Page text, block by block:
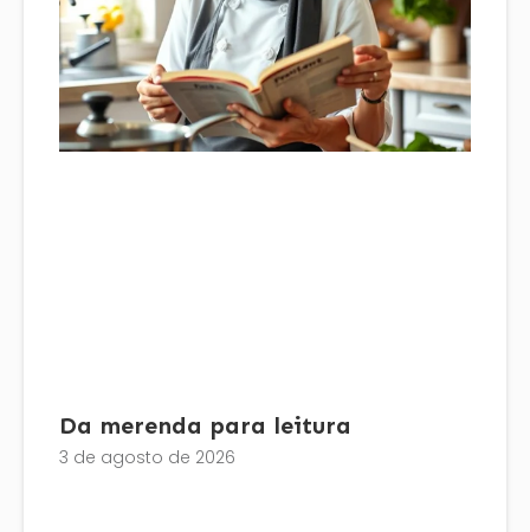
Da merenda para leitura
3 de agosto de 2026